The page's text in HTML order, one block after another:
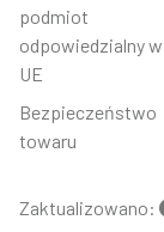
podmiot
odpowiedzialny w
UE
Bezpieczeństwo
towaru
Zaktualizowano: